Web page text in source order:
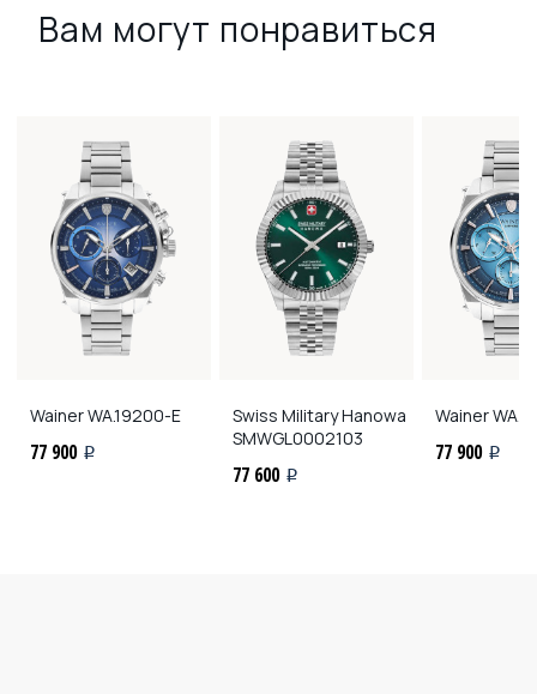
Вам могут понравиться
WainerWA.19200-E
77 900 i
Swiss Military Hanowa
SMWGL0002103
77 600 i
Wainer
77 900 i